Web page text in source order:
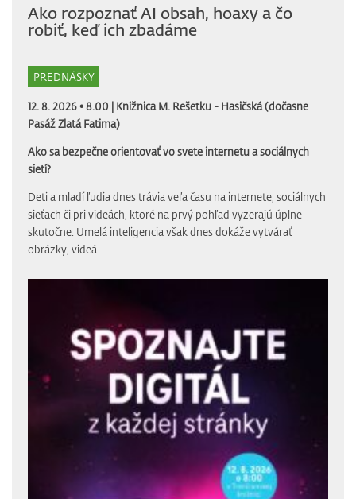
Ako rozpoznať AI obsah, hoaxy a čo
robiť, keď ich zbadáme
PREDNÁŠKY
12. 8. 2026 • 8.00 | Knižnica M. Rešetku - Hasičská (dočasne
Pasáž Zlatá Fatima)
Ako sa bezpečne orientovať vo svete internetu a sociálnych
sietí?
Deti a mladí ľudia dnes trávia veľa času na internete, sociálnych
sieťach či pri videách, ktoré na prvý pohľad vyzerajú úplne
skutočne. Umelá inteligencia však dnes dokáže vytvárať
obrázky, videá